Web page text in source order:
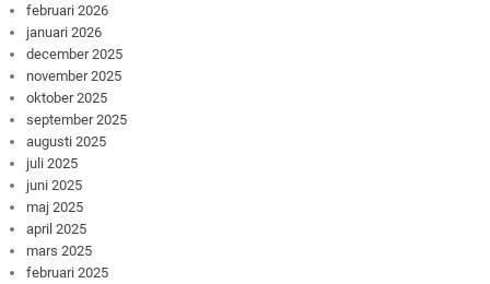
februari 2026
januari 2026
december 2025
november 2025
oktober 2025
september 2025
augusti 2025
juli 2025
juni 2025
maj 2025
april 2025
mars 2025
februari 2025